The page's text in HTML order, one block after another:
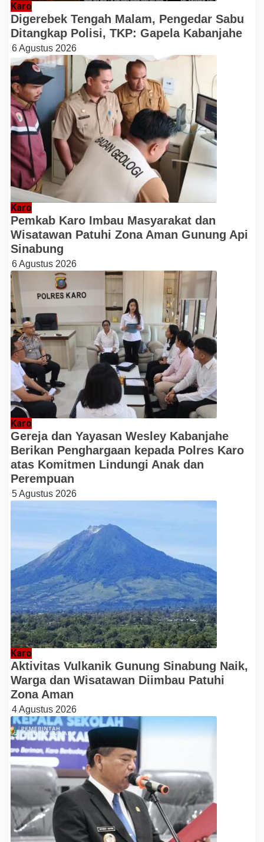
Karo
Digerebek Tengah Malam, Pengedar Sabu
Ditangkap Polisi, TKP: Gapela Kabanjahe
6 Agustus 2026
Karo
Pemkab Karo Imbau Masyarakat dan
Wisatawan Patuhi Zona Aman Gunung Api
Sinabung
6 Agustus 2026
Karo
Gereja dan Yayasan Wesley Kabanjahe
Berikan Penghargaan kepada Polres Karo
atas Komitmen Lindungi Anak dan
Perempuan
5 Agustus 2026
Karo
Aktivitas Vulkanik Gunung Sinabung Naik,
Warga dan Wisatawan Diimbau Patuhi
Zona Aman
4 Agustus 2026